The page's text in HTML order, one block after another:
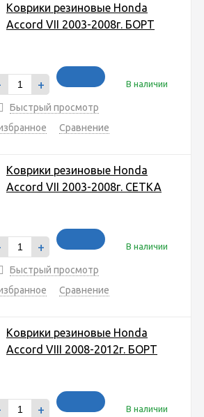
Коврики резиновые Honda
Accord VII 2003-2008г. БОРТ
+ В наличии
Быстрый просмотр
Сравнение
Коврики резиновые Honda
Accord VII 2003-2008г. СЕТКА
+ В наличии
Быстрый просмотр
Сравнение
Коврики резиновые Honda
Accord VIII 2008-2012г. БОРТ
+ В наличии